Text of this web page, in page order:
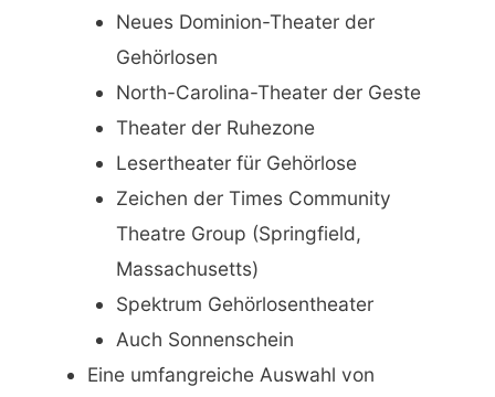
Neues Dominion-Theater der
Gehörlosen
North-Carolina-Theater der Geste
Theater der Ruhezone
Lesertheater für Gehörlose
Zeichen der Times Community
Theatre Group (Springfield,
Massachusetts)
Spektrum Gehörlosentheater
Auch Sonnenschein
Eine umfangreiche Auswahl von